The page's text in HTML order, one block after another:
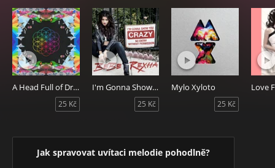
A Head Full of Dreams
25 Kč
I'm Gonna Show You Crazy (Chorus)
25 Kč
Mylo Xyloto
25 Kč
Love
Jak spravovat uvítaci melodie pohodlně?